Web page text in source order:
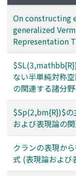
On constructing
generalized
Representation
ない半単純対称
の関連する諸分
$Sp(2,bm{R})$
および表現論の
クランの表現か
式 (表現論および